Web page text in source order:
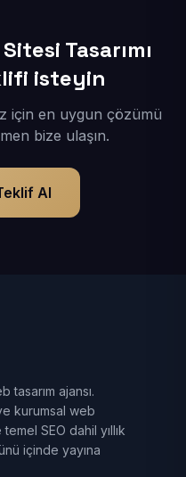
Tasarımı
isteyin
için en uygun çözümü
bize ulaşın.
Al
ajansı.
kurumsal web
temel SEO dahil yıllık
içinde yayına